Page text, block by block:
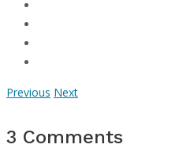
Previous Next
3 Comments